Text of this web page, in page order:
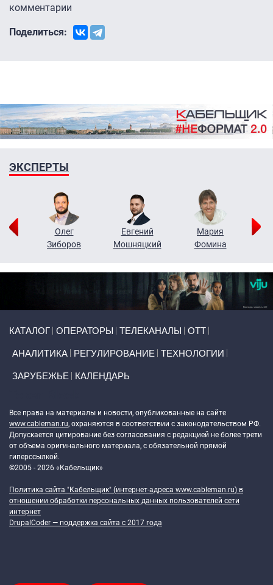
комментарии
Поделиться:
ЭКСПЕРТЫ
Олег
Зиборов
Евгений
Мошняцкий
Мария
Фомина
КАТАЛОГ ОПЕРАТОРЫ ТЕЛЕКАНАЛЫ ОТТ
АНАЛИТИКА РЕГУЛИРОВАНИЕ ТЕХНОЛОГИИ
ЗАРУБЕЖЬЕ КАЛЕНДАРЬ
Все права на материалы и новости, опубликованные на сайте
www.cableman.ru, охраняются в соответствии с законодательством РФ.
Допускается цитирование без согласования с редакцией не более трети
от объема оригинального материала, с обязательной прямой
гиперссылкой.
©2005 - 2026 «Кабельщик»
Политика сайта "Кабельщик" (интернет-адреса www.cableman.ru) в
отношении обработки персональных данных пользователей сети
интернет
DrupalCoder — поддержка сайта c 2017 года